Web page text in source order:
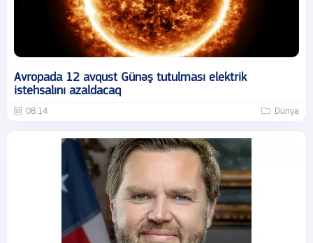
Avropada 12 avqust Günəş tutulması elektrik
istehsalını azaldacaq
08:14 Dünya